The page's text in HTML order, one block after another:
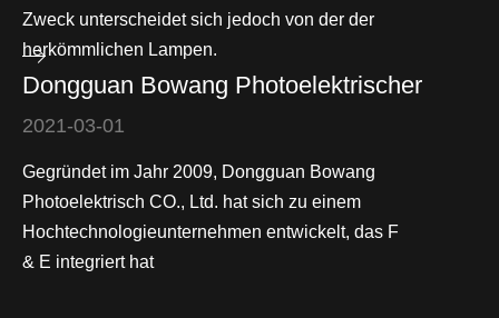
Zweck unterscheidet sich jedoch von der der
herkömmlichen Lampen.
Dongguan Bowang Photoelektrischer
2021-03-01
Gegründet im Jahr 2009, Dongguan Bowang
Photoelektrisch CO., Ltd. hat sich zu einem
Hochtechnologieunternehmen entwickelt, das F
& E integriert hat